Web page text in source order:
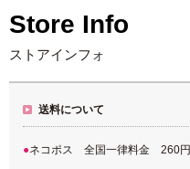
Store Info
ストアインフォ
送料について
ネコポス 全国一律料金 260円